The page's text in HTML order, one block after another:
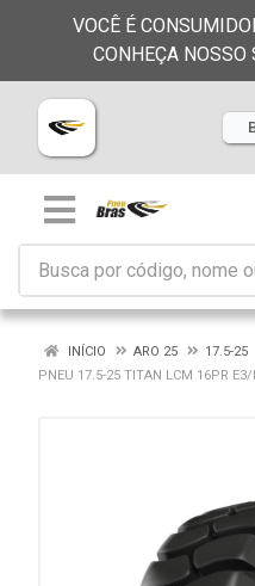
VOCÊ É
CONHEÇA NOSSO
INÍCIO ARO 25
17.5-25
PNEU 17.5-25 TITAN LCM 16PR